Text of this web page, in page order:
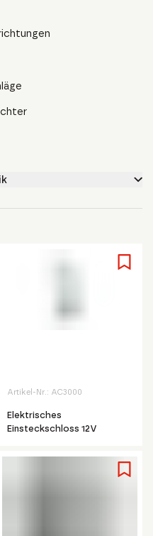
Artikel-Nr.: AC3000
Elektrisches
Einsteckschloss 12V